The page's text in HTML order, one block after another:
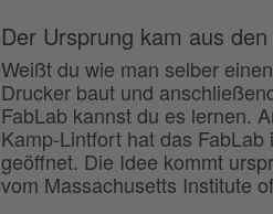
Der Ursprung kam aus
Weißt du wie man selber
Drucker baut und
FabLab kannst du es lernen.
Kamp-Lintfort hat das FabLab
geöffnet. Die Idee kommt
vom Massachusetts Institute